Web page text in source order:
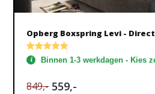
Opberg Boxspring Levi -
Binnen 1-3 werkdagen - Kies
849,- 559,-